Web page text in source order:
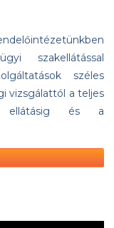
szakellátással
széles
vizsgálattól a teljes
ellátásig és a